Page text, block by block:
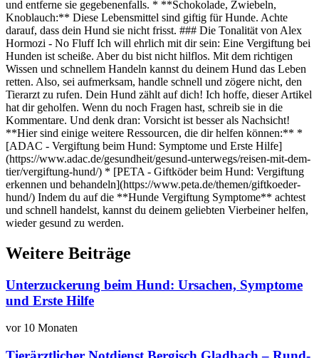
und entferne sie gegebenenfalls. * **Schokolade, Zwiebeln,
Knoblauch:** Diese Lebensmittel sind giftig für Hunde. Achte
darauf, dass dein Hund sie nicht frisst. ### Die Tonalität von Alex
Hormozi - No Fluff Ich will ehrlich mit dir sein: Eine Vergiftung bei
Hunden ist scheiße. Aber du bist nicht hilflos. Mit dem richtigen
Wissen und schnellem Handeln kannst du deinem Hund das Leben
retten. Also, sei aufmerksam, handle schnell und zögere nicht, den
Tierarzt zu rufen. Dein Hund zählt auf dich! Ich hoffe, dieser Artikel
hat dir geholfen. Wenn du noch Fragen hast, schreib sie in die
Kommentare. Und denk dran: Vorsicht ist besser als Nachsicht!
**Hier sind einige weitere Ressourcen, die dir helfen können:** *
[ADAC - Vergiftung beim Hund: Symptome und Erste Hilfe]
(https://www.adac.de/gesundheit/gesund-unterwegs/reisen-mit-dem-
tier/vergiftung-hund/) * [PETA - Giftköder beim Hund: Vergiftung
erkennen und behandeln](https://www.peta.de/themen/giftkoeder-
hund/) Indem du auf die **Hunde Vergiftung Symptome** achtest
und schnell handelst, kannst du deinem geliebten Vierbeiner helfen,
wieder gesund zu werden.
Weitere Beiträge
Unterzuckerung beim Hund: Ursachen, Symptome
und Erste Hilfe
vor 10 Monaten